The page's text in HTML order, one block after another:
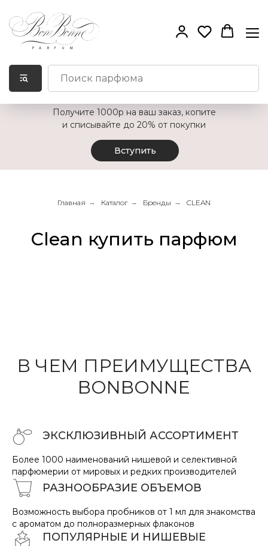
Получите 1000р на ваш заказ, копите
и списывайте до 20% от покупки
Вступить
Главная → Каталог → Бренды → CLEAN
Clean купить парфюм
В ЧЕМ ПРЕИМУЩЕСТВА
BONBONNE
ЭКСКЛЮЗИВНЫЙ АССОРТИМЕНТ
Более 1000 наименований нишевой и селективной
парфюмерии от мировых и редких производителей
РАЗНООБРАЗИЕ ОБЪЕМОВ
Возможность выбора пробников от 1 мл для знакомства
с ароматом до полноразмерных флаконов
ПОПУЛЯРНЫЕ И НИШЕВЫЕ